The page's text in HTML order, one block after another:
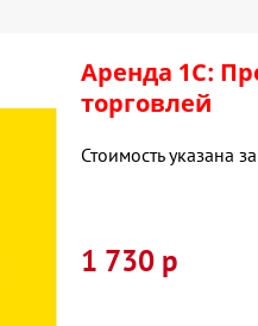
Аренда 1С:
торговлей
Стоимость указана
1 730 р